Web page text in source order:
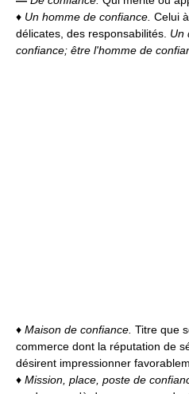
♦ Un homme de confiance. Celui
délicates, des responsabilités. Un
confiance; être l'homme de
♦ Maison de confiance. Titre que
commerce dont la réputation de
désirent impressionner
♦ Mission, place, poste de